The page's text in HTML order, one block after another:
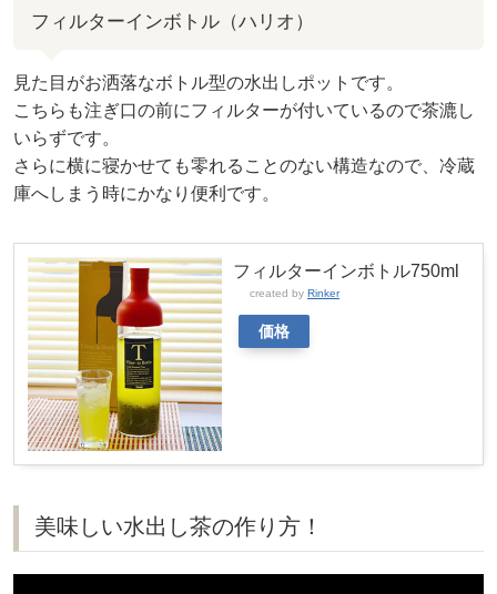
フィルターインボトル（ハリオ）
見た目がお洒落なボトル型の水出しポットです。
こちらも注ぎ口の前にフィルターが付いているので茶漉し
いらずです。
さらに横に寝かせても零れることのない構造なので、冷蔵
庫へしまう時にかなり便利です。
フィルターインボトル750ml
created by Rinker
価格
美味しい水出し茶の作り方！